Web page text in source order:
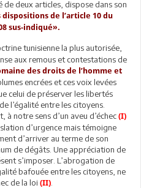
deux articles, dispose dans son
de l’article 10 du
sus-indiqué».
tunisienne la plus autorisée,
aux remous et contestations de
des droits de l’homme et
encrées et ces voix levées
celui de préserver les libertés
l’égalité entre les citoyens.
notre sens d’un aveu d’échec (I)
d’urgence mais témoigne
d’arriver au terme de son
de dégâts. Une appréciation de
s’imposer. L’abrogation de
bafouée entre les citoyens, ne
de la loi (II)